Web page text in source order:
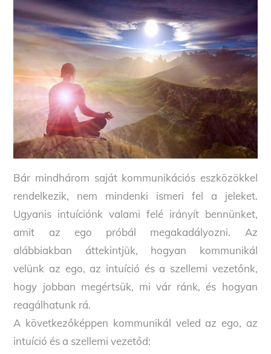
Bár mindhárom saját kommunikációs eszközökkel
rendelkezik, nem mindenki ismeri fel a jeleket.
Ugyanis intuíciónk valami felé irányít bennünket,
amit az ego próbál megakadályozni. Az
alábbiakban áttekintjük, hogyan kommunikál
velünk az ego, az intuíció és a szellemi vezetőnk,
hogy jobban megértsük, mi vár ránk, és hogyan
reagálhatunk rá.
A következőképpen kommunikál veled az ego, az
intuíció és a szellemi vezetőd: